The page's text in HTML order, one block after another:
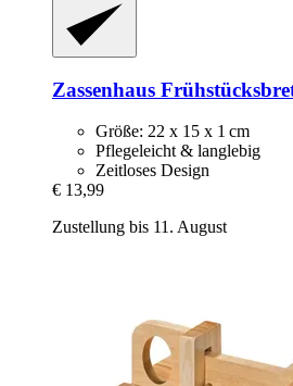
Zassenhaus
Größe: 22 x 15 x 1 cm
Pflegeleicht & langlebig
Zeitloses Design
€ 13,99
Zustellung bis 11. August